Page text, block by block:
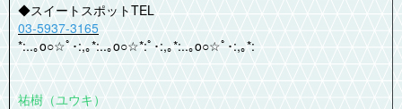
◆スイートスポットTEL
03-5937-3165
*:..｡o○☆ﾟ･:,｡*:..｡o○☆*:ﾟ･:,｡*:..｡o○☆ﾟ･:,｡*:
祐樹（ユウキ）